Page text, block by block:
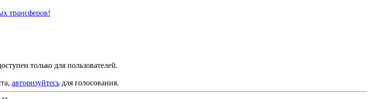
трансферов!
только для пользователей.
авторизуйтесьдля голосования.